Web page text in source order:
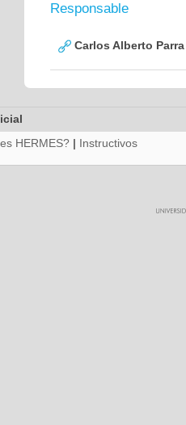
Responsable
Carlos Alberto
HERMES? | Instructivos